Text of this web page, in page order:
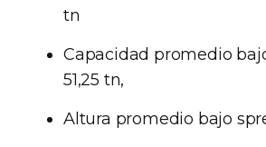
tn
Capacidad promedio
51,25 tn,
Altura promedio bajo